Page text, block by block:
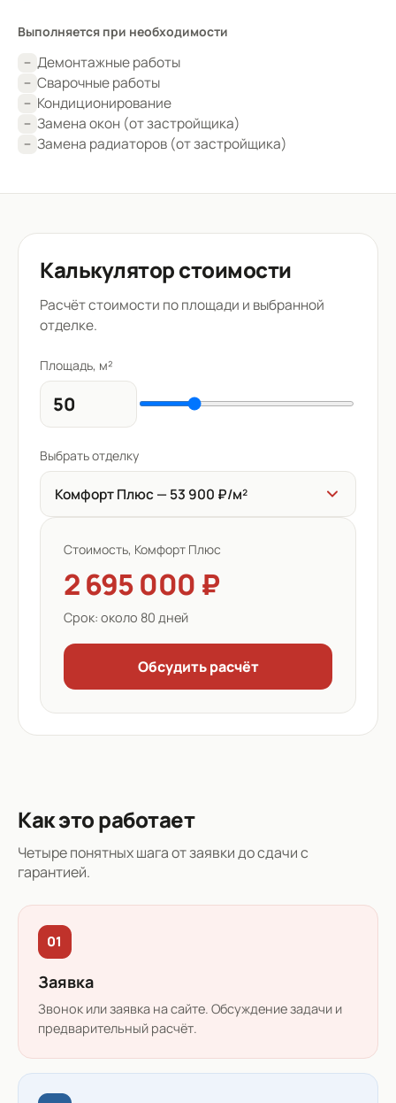
Выполняется при необходимости
Демонтажные работы
Сварочные работы
Кондиционирование
Замена окон (от застройщика)
Замена радиаторов (от застройщика)
Калькулятор стоимости
Расчёт стоимости по площади и выбранной
отделке.
Площадь, м²
Выбрать отделку
Комфорт Плюс — 53 900 ₽/м²
Стоимость, Комфорт Плюс
2 695 000 ₽
Срок: около 80 дней
Обсудить расчёт
Как это работает
Четыре понятных шага от заявки до сдачи с
гарантией.
01
Заявка
Звонок или заявка на сайте. Обсуждение задачи и
предварительный расчёт.